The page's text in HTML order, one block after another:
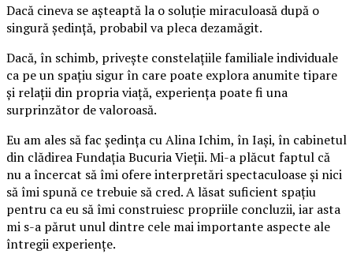
Dacă cineva se așteaptă la o soluție miraculoasă după o
singură ședință, probabil va pleca dezamăgit.
Dacă, în schimb, privește constelațiile familiale individuale
ca pe un spațiu sigur în care poate explora anumite tipare
și relații din propria viață, experiența poate fi una
surprinzător de valoroasă.
Eu am ales să fac ședința cu Alina Ichim, în Iași, în cabinetul
din clădirea Fundația Bucuria Vieții. Mi-a plăcut faptul că
nu a încercat să îmi ofere interpretări spectaculoase și nici
să îmi spună ce trebuie să cred. A lăsat suficient spațiu
pentru ca eu să îmi construiesc propriile concluzii, iar asta
mi s-a părut unul dintre cele mai importante aspecte ale
întregii experiențe.